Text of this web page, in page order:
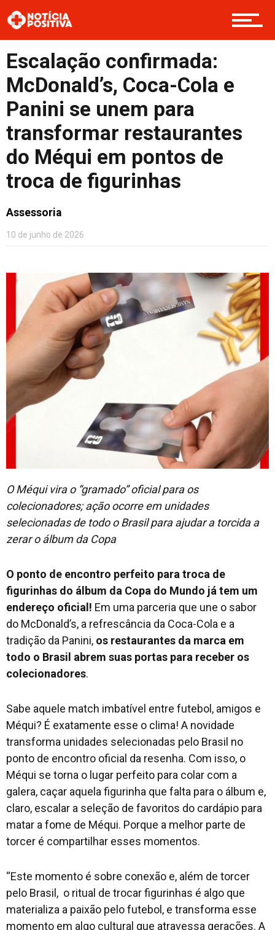
Opinião
Entretenimento
Contato
Escalação confirmada:
McDonald’s, Coca-Cola e
Panini se unem para
transformar restaurantes
do Méqui em pontos de
troca de figurinhas
Assessoria
10 de junho de 2026
O Méqui vira o “gramado” oficial para os
colecionadores; ação ocorre em unidades
selecionadas de todo o Brasil para ajudar a torcida a
zerar o álbum da Copa
O ponto de encontro perfeito para troca de
figurinhas do álbum da Copa do Mundo já tem um
endereço oficial! Em uma parceria que une o sabor
do McDonald’s, a refrescância da Coca-Cola e a
tradição da Panini, os restaurantes da marca em
todo o Brasil abrem suas portas para receber os
colecionadores.
Sabe aquele match imbatível entre futebol, amigos e
Méqui? É exatamente esse o clima! A novidade
transforma unidades selecionadas pelo Brasil no
ponto de encontro oficial da resenha. Com isso, o
Méqui se torna o lugar perfeito para colar com a
galera, caçar aquela figurinha que falta para o álbum e,
claro, escalar a seleção de favoritos do cardápio para
matar a fome de Méqui. Porque a melhor parte de
torcer é compartilhar esses momentos.
“Este momento é sobre conexão e, além de torcer
pelo Brasil, o ritual de trocar figurinhas é algo que
materializa a paixão pelo futebol, e transforma esse
momento em algo cultural que atravessa gerações. A